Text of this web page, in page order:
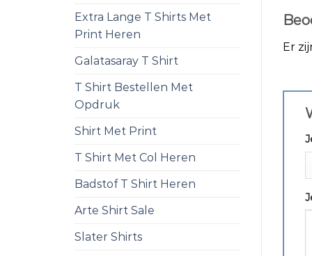
Extra Lange T Shirts Met
Print Heren
Galatasaray T Shirt
T Shirt Bestellen Met
Opdruk
Shirt Met Print
T Shirt Met Col Heren
Badstof T Shirt Heren
Arte Shirt Sale
Slater Shirts
Er